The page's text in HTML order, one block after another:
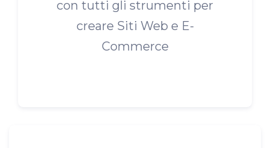
con tutti gli strumenti per
creare Siti Web e E-
Commerce